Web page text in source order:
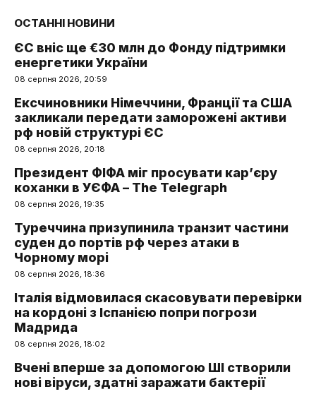
ОСТАННІ НОВИНИ
ЄС вніс ще €30 млн до Фонду підтримки
енергетики України
08 серпня 2026, 20:59
Ексчиновники Німеччини, Франції та США
закликали передати заморожені активи
рф новій структурі ЄС
08 серпня 2026, 20:18
Президент ФІФА міг просувати кар’єру
коханки в УЄФА – The Telegraph
08 серпня 2026, 19:35
Туреччина призупинила транзит частини
суден до портів рф через атаки в
Чорному морі
08 серпня 2026, 18:36
Італія відмовилася скасовувати перевірки
на кордоні з Іспанією попри погрози
Мадрида
08 серпня 2026, 18:02
Вчені вперше за допомогою ШІ створили
нові віруси, здатні заражати бактерії